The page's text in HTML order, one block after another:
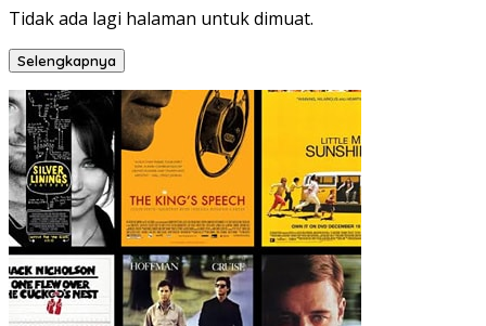
Tidak ada lagi halaman untuk dimuat.
Selengkapnya